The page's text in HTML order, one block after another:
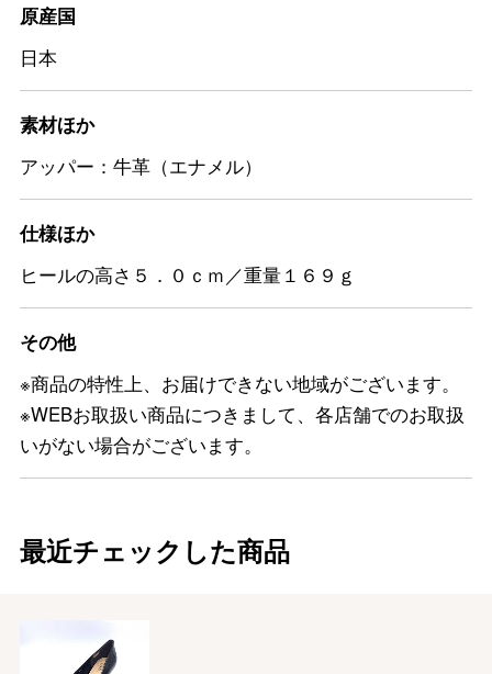
原産国
日本
素材ほか
アッパー：牛革（エナメル）
仕様ほか
ヒールの高さ５．０ｃｍ／重量１６９ｇ
その他
※商品の特性上、お届けできない地域がございます。
※WEBお取扱い商品につきまして、各店舗でのお取扱
いがない場合がございます。
最近チェックした商品